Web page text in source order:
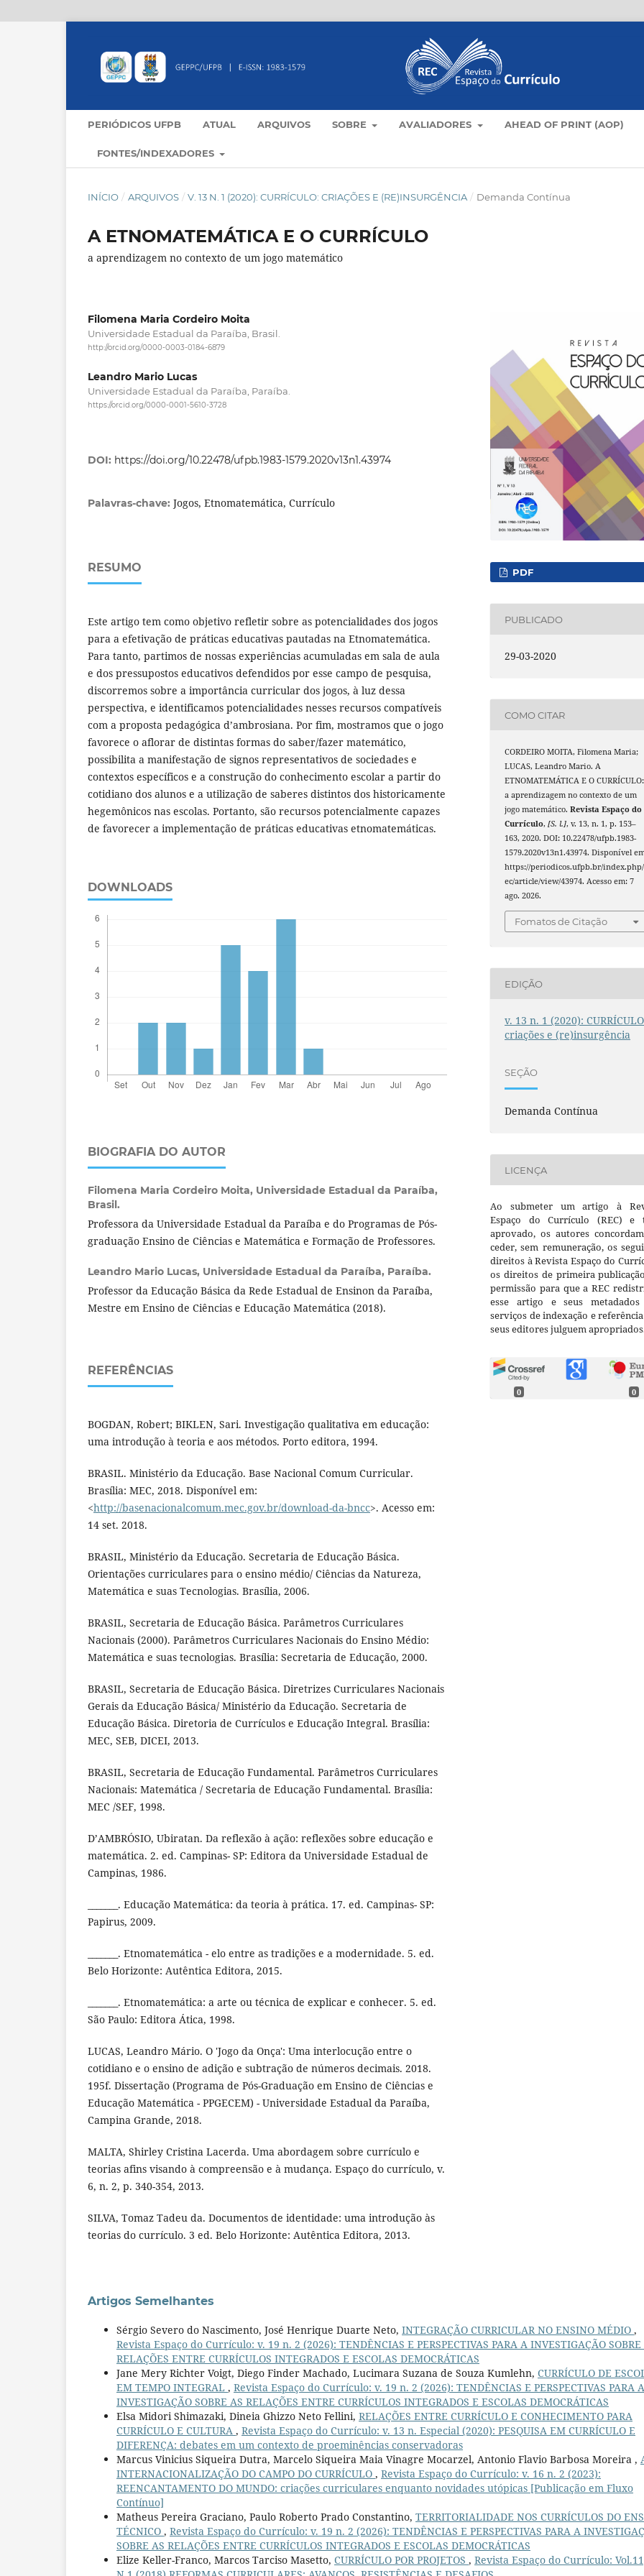
PERIÓDICOS UFPB ATUAL ARQUIVOS SOBRE AVALIADORES AHEAD OF PRINT (AOP)
FONTES/INDEXADORES
INÍCIO / ARQUIVOS / V. 13 N. 1 (2020): CURRÍCULO: CRIAÇÕES E (RE)INSURGÊNCIA / Demanda Contínua
A ETNOMATEMÁTICA E O CURRÍCULO
a aprendizagem no contexto de um jogo matemático
Filomena Maria Cordeiro Moita
Universidade Estadual da Paraíba, Brasil.
http://orcid.org/0000-0003-0184-6879
Leandro Mario Lucas
Universidade Estadual da Paraíba, Paraíba.
https://orcid.org/0000-0001-5610-3728
DOI: https://doi.org/10.22478/ufpb.1983-1579.2020v13n1.43974
Palavras-chave: Jogos, Etnomatemática, Currículo
RESUMO
Este artigo tem como objetivo refletir sobre as potencialidades dos jogos
para a efetivação de práticas educativas pautadas na Etnomatemática.
Para tanto, partimos de nossas experiências acumuladas em sala de aula
e dos pressupostos educativos defendidos por esse campo de pesquisa,
discorremos sobre a importância curricular dos jogos, à luz dessa
perspectiva, e identificamos potencialidades nesses recursos compatíveis
com a proposta pedagógica d’ambrosiana. Por fim, mostramos que o jogo
favorece o aflorar de distintas formas do saber/fazer matemático,
possibilita a manifestação de signos representativos de sociedades e
contextos específicos e a construção do conhecimento escolar a partir do
cotidiano dos alunos e a utilização de saberes distintos dos historicamente
hegemônicos nas escolas. Portanto, são recursos potencialmente capazes
de favorecer a implementação de práticas educativas etnomatemáticas.
DOWNLOADS
BIOGRAFIA DO AUTOR
Filomena Maria Cordeiro Moita, Universidade Estadual da Paraíba,
Brasil.
Professora da Universidade Estadual da Paraíba e do Programas de Pós-
graduação Ensino de Ciências e Matemática e Formação de Professores.
Leandro Mario Lucas, Universidade Estadual da Paraíba, Paraíba.
Professor da Educação Básica da Rede Estadual de Ensinon da Paraíba,
Mestre em Ensino de Ciências e Educação Matemática (2018).
REFERÊNCIAS
BOGDAN, Robert; BIKLEN, Sari. Investigação qualitativa em educação:
uma introdução à teoria e aos métodos. Porto editora, 1994.
BRASIL. Ministério da Educação. Base Nacional Comum Curricular.
Brasília: MEC, 2018. Disponível em:
<http://basenacionalcomum.mec.gov.br/download-da-bncc>. Acesso em:
14 set. 2018.
BRASIL, Ministério da Educação. Secretaria de Educação Básica.
Orientações curriculares para o ensino médio/ Ciências da Natureza,
Matemática e suas Tecnologias. Brasília, 2006.
BRASIL, Secretaria de Educação Básica. Parâmetros Curriculares
Nacionais (2000). Parâmetros Curriculares Nacionais do Ensino Médio:
Matemática e suas tecnologias. Brasília: Secretaria de Educação, 2000.
BRASIL, Secretaria de Educação Básica. Diretrizes Curriculares Nacionais
Gerais da Educação Básica/ Ministério da Educação. Secretaria de
Educação Básica. Diretoria de Currículos e Educação Integral. Brasília:
MEC, SEB, DICEI, 2013.
BRASIL, Secretaria de Educação Fundamental. Parâmetros Curriculares
Nacionais: Matemática / Secretaria de Educação Fundamental. Brasília:
MEC /SEF, 1998.
D’AMBRÓSIO, Ubiratan. Da reflexão à ação: reflexões sobre educação e
matemática. 2. ed. Campinas- SP: Editora da Universidade Estadual de
Campinas, 1986.
_______. Educação Matemática: da teoria à prática. 17. ed. Campinas- SP:
Papirus, 2009.
_______. Etnomatemática - elo entre as tradições e a modernidade. 5. ed.
Belo Horizonte: Autêntica Editora, 2015.
_______. Etnomatemática: a arte ou técnica de explicar e conhecer. 5. ed.
São Paulo: Editora Ática, 1998.
LUCAS, Leandro Mário. O 'Jogo da Onça': Uma interlocução entre o
cotidiano e o ensino de adição e subtração de números decimais. 2018.
195f. Dissertação (Programa de Pós-Graduação em Ensino de Ciências e
Educação Matemática - PPGECEM) - Universidade Estadual da Paraíba,
Campina Grande, 2018.
MALTA, Shirley Cristina Lacerda. Uma abordagem sobre currículo e
teorias afins visando à compreensão e à mudança. Espaço do currículo, v.
6, n. 2, p. 340-354, 2013.
SILVA, Tomaz Tadeu da. Documentos de identidade: uma introdução às
teorias do currículo. 3 ed. Belo Horizonte: Autêntica Editora, 2013.
PDF
PUBLICADO
29-03-2020
COMO CITAR
CORDEIRO MOITA, Filomena Maria;
LUCAS, Leandro Mario. A
ETNOMATEMÁTICA E O CURRÍCULO:
a aprendizagem no contexto de um
jogo matemático.Revista Espaço do
Currículo,[S. l.], v. 13, n. 1, p. 153–
163, 2020. DOI: 10.22478/ufpb.1983-
1579.2020v13n1.43974. Disponível
https://periodicos.ufpb.br/
ec/article/view/43974. Acesso em: 7
ago. 2026.
Fomatos de Citação
EDIÇÃO
v. 13 n. 1 (2020):
criações e (re)insurgência
SEÇÃO
Demanda Contínua
LICENÇA
Ao submeter um artigo à
Espaço do Currículo (REC) e
aprovado, os autores
ceder, sem remuneração, os
direitos à Revista Espaço do
os direitos de primeira
permissão para que a REC
esse artigo e seus metadados
serviços de indexação e
seus editores julguem
0 0
Artigos Semelhantes
Sérgio Severo do Nascimento, José Henrique Duarte Neto, INTEGRAÇÃO CURRICULAR NO ENSINO MÉDIO ,
Revista Espaço do Currículo: v. 19 n. 2 (2026): TENDÊNCIAS E PERSPECTIVAS PARA A INVESTIGAÇÃO SOBRE
RELAÇÕES ENTRE CURRÍCULOS INTEGRADOS E ESCOLAS DEMOCRÁTICAS
Jane Mery Richter Voigt, Diego Finder Machado, Lucimara Suzana de Souza Kumlehn, CURRÍCULO DE
EM TEMPO INTEGRAL , Revista Espaço do Currículo: v. 19 n. 2 (2026): TENDÊNCIAS E PERSPECTIVAS PARA A
INVESTIGAÇÃO SOBRE AS RELAÇÕES ENTRE CURRÍCULOS INTEGRADOS E ESCOLAS DEMOCRÁTICAS
Elsa Midori Shimazaki, Dineia Ghizzo Neto Fellini, RELAÇÕES ENTRE CURRÍCULO E CONHECIMENTO PARA
CURRÍCULO E CULTURA , Revista Espaço do Currículo: v. 13 n. Especial (2020): PESQUISA EM CURRÍCULO E
DIFERENÇA: debates em um contexto de proeminências conservadoras
Marcus Vinicius Siqueira Dutra, Marcelo Siqueira Maia Vinagre Mocarzel, Antonio Flavio Barbosa Moreira ,
INTERNACIONALIZAÇÃO DO CAMPO DO CURRÍCULO , Revista Espaço do Currículo: v. 16 n. 2 (2023):
REENCANTAMENTO DO MUNDO: criações curriculares enquanto novidades utópicas [Publicação em Fluxo
Contínuo]
Matheus Pereira Graciano, Paulo Roberto Prado Constantino, TERRITORIALIDADE NOS CURRÍCULOS DO
TÉCNICO , Revista Espaço do Currículo: v. 19 n. 2 (2026): TENDÊNCIAS E PERSPECTIVAS PARA A
SOBRE AS RELAÇÕES ENTRE CURRÍCULOS INTEGRADOS E ESCOLAS DEMOCRÁTICAS
Elize Keller-Franco, Marcos Tarciso Masetto, CURRÍCULO POR PROJETOS , Revista Espaço do Currículo: